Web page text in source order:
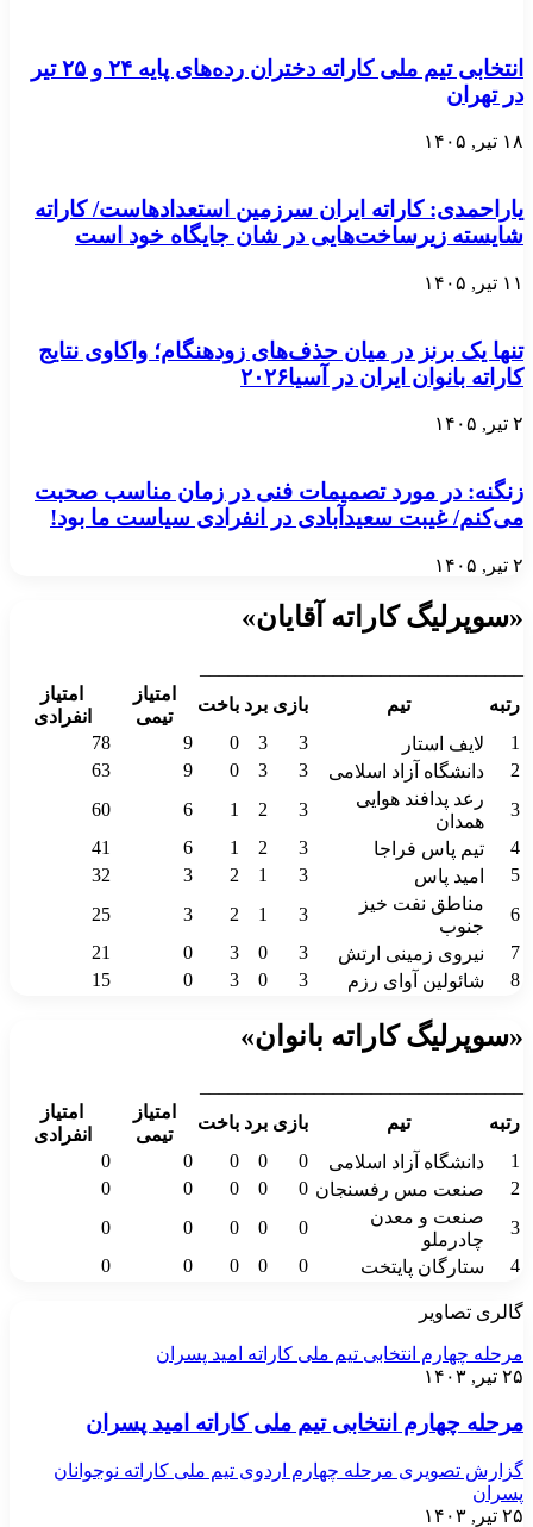
انتخابی تیم ملی کاراته دختران رده‌های پایه ۲۴ و ۲۵ تیر
در تهران
۱۸ تیر, ۱۴۰۵
یاراحمدی: کاراته ایران سرزمین استعدادهاست/ کاراته
شایسته زیرساخت‌هایی در شان جایگاه خود است
۱۱ تیر, ۱۴۰۵
تنها یک برنز در میان حذف‌های زودهنگام؛ واکاوی نتایج
کاراته بانوان ایران در آسیا۲۰۲۶
۲ تیر, ۱۴۰۵
زنگنه: در مورد تصمیمات فنی در زمان مناسب صحبت
می‌کنم/ غیبت سعید‌آبادی در انفرادی سیاست ما بود!
۲ تیر, ۱۴۰۵
«سوپرلیگ کاراته آقایان»
رتبه
تیم بازی برد باخت
امتیاز
تیمی
امتیاز
انفرادی
1
لایف استار 3
3
0
9
78
2
دانشگاه آزاد اسلامی 3
3
0
9
63
3
رعد پدافند هوایی
همدان
3
2
1
6
60
4
تیم پاس فراجا 3
2
1
6
41
5
امید پاس 3
1
2
3
32
6
مناطق نفت خیز
جنوب
3
1
2
3
25
7
نیروی زمینی ارتش 3
0
3
0
21
8
شائولین آوای رزم 3
0
3
0
15
«سوپرلیگ کاراته بانوان»
رتبه
تیم بازی برد باخت
امتیاز
تیمی
امتیاز
انفرادی
1
دانشگاه آزاد اسلامی 0
0
0
0
0
2
صنعت مس رفسنجان 0
0
0
0
0
3
صنعت و معدن
چادرملو
0
0
0
0
0
4
ستارگان پایتخت 0
0
0
0
0
گالری تصاویر
مرحله چهارم انتخابی تیم ملی کاراته امید پسران
۲۵ تیر, ۱۴۰۳
مرحله چهارم انتخابی تیم ملی کاراته امید پسران
گزارش تصویری مرحله چهارم اردوی تیم ملی کاراته نوجوانان
پسران
۲۵ تیر, ۱۴۰۳